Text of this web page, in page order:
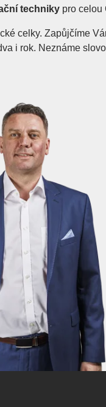
techniky pro celou
celky. Zapůjčíme
i rok. Neznáme